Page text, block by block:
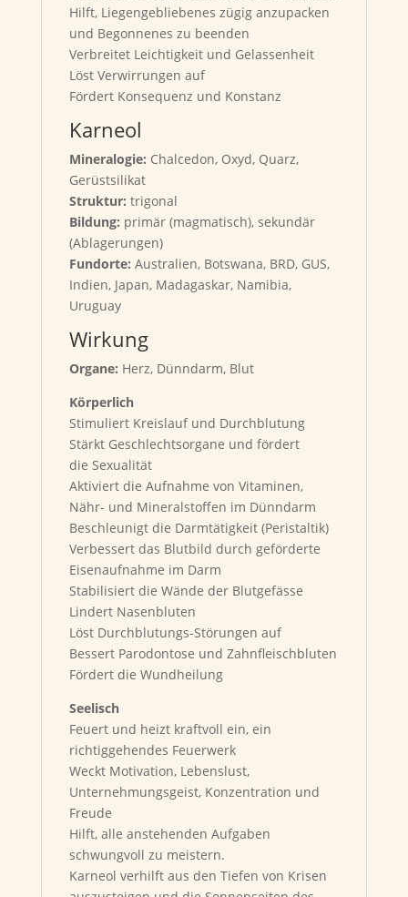
Hilft, Liegengebliebenes zügig anzupacken
und Begonnenes zu beenden
Verbreitet Leichtigkeit und Gelassenheit
Löst Verwirrungen auf
Fördert Konsequenz und Konstanz
Karneol
Mineralogie: Chalcedon, Oxyd, Quarz,
Gerüstsilikat
Struktur: trigonal
Bildung: primär (magmatisch), sekundär
(Ablagerungen)
Fundorte: Australien, Botswana, BRD, GUS,
Indien, Japan, Madagaskar, Namibia,
Uruguay
Wirkung
Organe: Herz, Dünndarm, Blut
Körperlich
Stimuliert Kreislauf und Durchblutung
Stärkt Geschlechtsorgane und fördert
die Sexualität
Aktiviert die Aufnahme von Vitaminen,
Nähr- und Mineralstoffen im Dünndarm
Beschleunigt die Darmtätigkeit (Peristaltik)
Verbessert das Blutbild durch geförderte
Eisenaufnahme im Darm
Stabilisiert die Wände der Blutgefässe
Lindert Nasenbluten
Löst Durchblutungs-Störungen auf
Bessert Parodontose und Zahnfleischbluten
Fördert die Wundheilung
Seelisch
Feuert und heizt kraftvoll ein, ein
richtiggehendes Feuerwerk
Weckt Motivation, Lebenslust,
Unternehmungsgeist, Konzentration und
Freude
Hilft, alle anstehenden Aufgaben
schwungvoll zu meistern.
Karneol verhilft aus den Tiefen von Krisen